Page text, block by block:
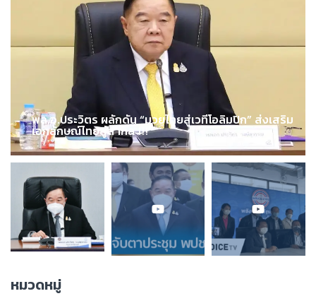
พล.อ.ประวิตร ผลักดัน “มวยไทยสู่เวทีโอลิมปิก” ส่งเสริม
เอกลักษณ์ไทยสู่สากล !!!
หมวดหมู่